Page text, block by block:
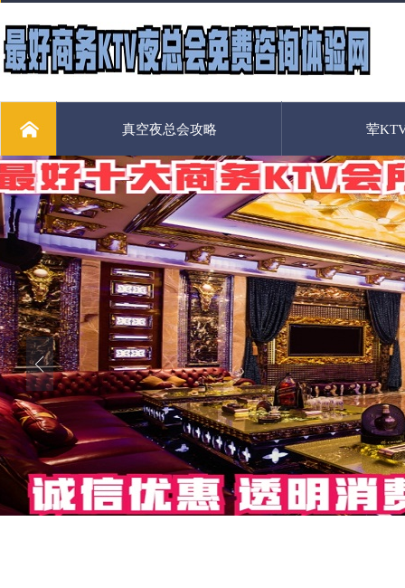
真空夜总会攻略 荤